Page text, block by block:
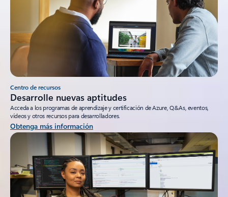
Centro de recursos
Desarrolle nuevas aptitudes
Acceda a los programas de aprendizaje y certificación de Azure, Q&As, eventos,
vídeos y otros recursos para desarrolladores.
Obtenga más información